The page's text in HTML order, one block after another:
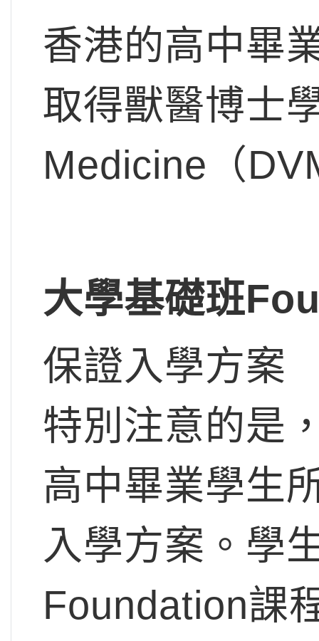
香港的高中畢
取得獸醫博士
Medicine（
大學基礎班
保證入學方案
特別注意的是
高中畢業學生
入學方案。學
Foundation課